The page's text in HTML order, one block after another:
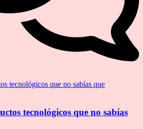
tecnológicos que no sabías